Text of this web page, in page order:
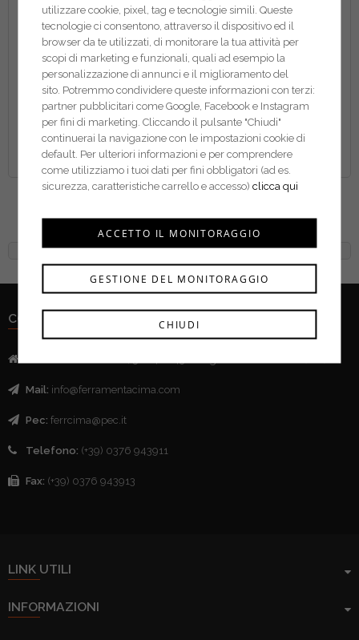
Fischer Sigillante
Fischer Silicone acetico
CONTATTI
Mail: info@ferramentacima.com
Pec: ferrcima@pec.it
Telefono: (+39) 0376 943911
Fax: (+39) 0376 943913
LINK UTILI
INFORMAZIONI
utilizzare cookie, pixel, tag e tecnologie simili. Queste
tecnologie ci consentono, attraverso il dispositivo ed il
browser da te utilizzati, di monitorare la tua attività per
scopi di marketing e funzionali, quali ad esempio la
personalizzazione di annunci e il miglioramento del
sito. Potremmo condividere queste informazioni con terzi:
partner pubblicitari come Google, Facebook e Instagram
per fini di marketing. Cliccando il pulsante "Chiudi"
continuerai la navigazione con le impostazioni cookie di
default. Per ulteriori informazioni e per comprendere
come utilizziamo i tuoi dati per fini obbligatori (ad es.
sicurezza, caratteristiche carrello e accesso)clicca qui
CHIUDI
GESTIONE DEL MONITORAGGIO
ACCETTO IL MONITORAGGIO